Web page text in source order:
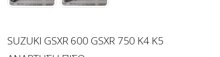
SUZUKI GSXR 600 GSXR 750 K4 K5